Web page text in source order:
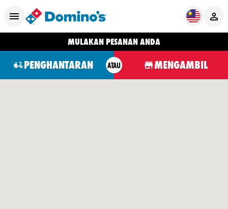
MULAKAN PESANAN ANDA
PENGHANTARAN ATAU MENGAMBIL